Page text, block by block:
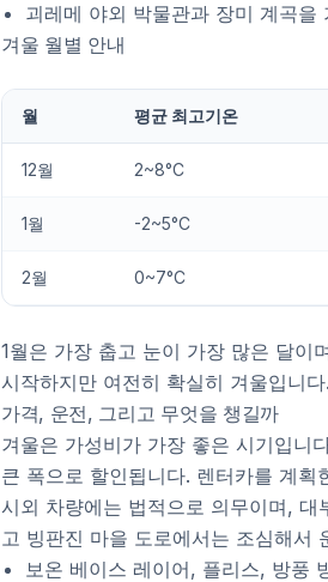
괴레메 야외 박물관과 장미 계곡을
겨울 월별 안내
월 평균 최고기온
12월 2~8°C
1월 -2~5°C
2월 0~7°C
1월은 가장 춥고 눈이 가장 많은 달이
시작하지만 여전히 확실히 겨울입니다.
가격, 운전, 그리고 무엇을 챙길까
겨울은 가성비가 가장 좋은 시기입니
큰 폭으로 할인됩니다. 렌터카를 계획
시외 차량에는 법적으로 의무이며,
고 빙판진 마을 도로에서는 조심해서
보온 베이스 레이어, 플리스, 방풍